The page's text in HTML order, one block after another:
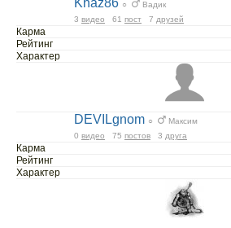
Knaz86 ○
Вадик
3 видео 61 пост 7 друзей
Карма
Рейтинг
Характер
DEVILgnom ○
Максим
0 видео 75 постов 3 друга
Карма
Рейтинг
Характер